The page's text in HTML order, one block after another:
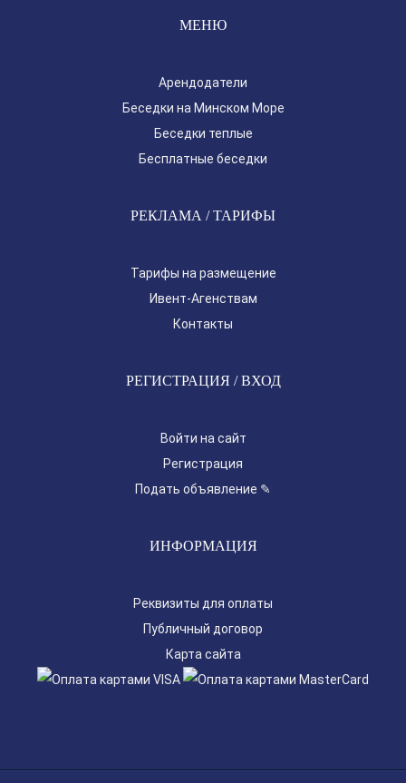
МЕНЮ
Арендодатели
Беседки на Минском Море
Беседки теплые
Бесплатные беседки
РЕКЛАМА / ТАРИФЫ
Тарифы на размещение
Ивент-Агенствам
Контакты
РЕГИСТРАЦИЯ / ВХОД
Войти на сайт
Регистрация
Подать объявление ✎
ИНФОРМАЦИЯ
Реквизиты для оплаты
Публичный договор
Карта сайта